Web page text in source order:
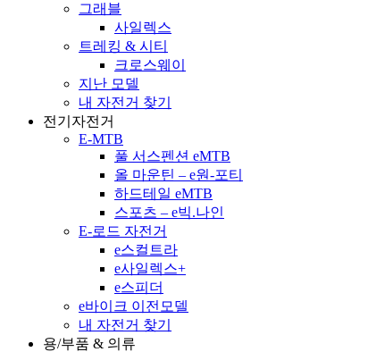
그래블
사일렉스
트레킹 & 시티
크로스웨이
지난 모델
내 자전거 찾기
전기자전거
E-MTB
풀 서스펜션 eMTB
올 마운틴 – e원-포티
하드테일 eMTB
스포츠 – e빅.나인
E-로드 자전거
e스컬트라
e사일렉스+
e스피더
e바이크 이전모델
내 자전거 찾기
용/부품 & 의류